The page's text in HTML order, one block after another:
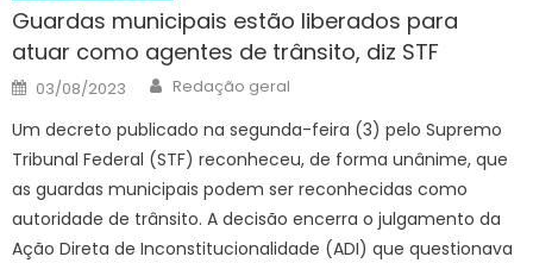
Guardas municipais estão liberados para
atuar como agentes de trânsito, diz STF
Posted
on
03/08/2023 Author
Redação geral
Um decreto publicado na segunda-feira (3) pelo Supremo
Tribunal Federal (STF) reconheceu, de forma unânime, que
as guardas municipais podem ser reconhecidas como
autoridade de trânsito. A decisão encerra o julgamento da
Ação Direta de Inconstitucionalidade (ADI) que questionava